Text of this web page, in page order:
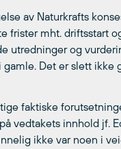
av Naturkrafts
frister mht. driftsstart
utredninger og
Det er slett ikke
faktiske
vedtakets innhold jf.
ikke var noen i